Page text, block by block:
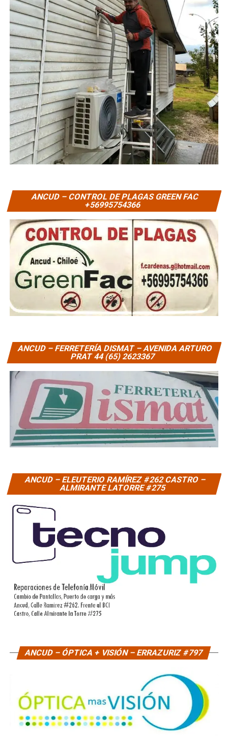
ANCUD – CONTROL DE PLAGAS GREEN FAC
+56995754366
ANCUD – FERRETERÍA DISMAT – AVENIDA ARTURO
PRAT 44 (65) 2623367
ANCUD – ELEUTERIO RAMÍREZ #262 CASTRO –
ALMIRANTE LATORRE #275
ANCUD – ÓPTICA + VISIÓN – ERRAZURIZ #797